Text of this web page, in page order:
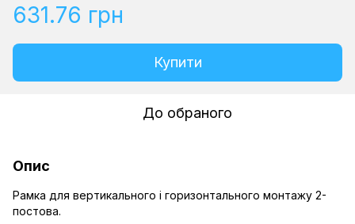
631.76 грн
Купити
До обраного
Опис
Рамка для вертикального і горизонтального монтажу 2-
постова.